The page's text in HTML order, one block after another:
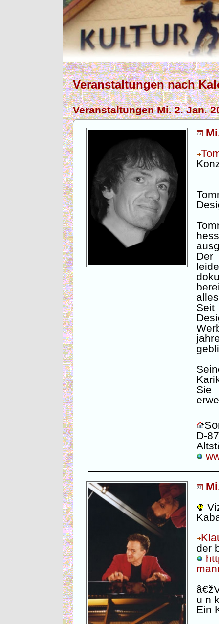
Veranstaltungen nach
Veranstaltungen Mi. 2. Jan.
Seit
Sie
D-
der
u n
Ein